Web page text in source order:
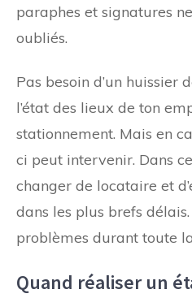
paraphes et signatures
oubliés.
Pas besoin d’un huissier
l’état des lieux de ton
stationnement. Mais en
ci peut intervenir. Dans
changer de locataire et
dans les plus brefs
problèmes durant toute
Quand réaliser un